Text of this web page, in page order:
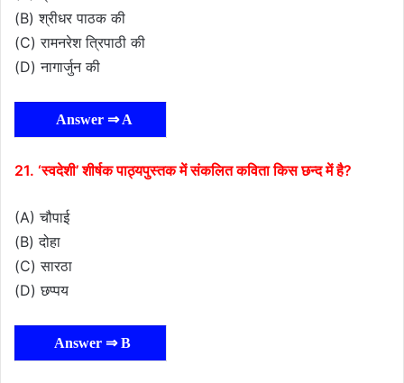
(B) श्रीधर पाठक की
(C) रामनरेश त्रिपाठी की
(D) नागार्जुन की
Answer ⇒ A
21. ‘स्वदेशी’ शीर्षक पाठ्यपुस्तक में संकलित कविता किस छन्द में है?
(A) चौपाई
(B) दोहा
(C) सारठा
(D) छप्पय
Answer ⇒ B